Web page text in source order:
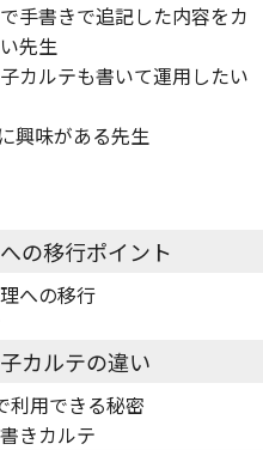
手書きで追記した内容をカ
先生
カルテも書いて運用したい
興味がある先生
の移行ポイント
への移行
カルテの違い
利用できる秘密
きカルテ